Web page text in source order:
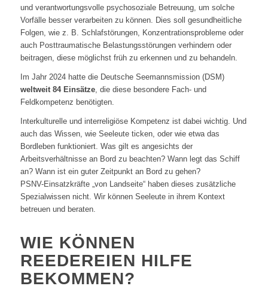
und verantwortungsvolle psychosoziale Betreuung, um solche
Vorfälle besser verarbeiten zu können. Dies soll gesundheitliche
Folgen, wie z. B. Schlafstörungen, Konzentrationsprobleme oder
auch Posttraumatische Belastungsstörungen verhindern oder
beitragen, diese möglichst früh zu erkennen und zu behandeln.
Im Jahr 2024 hatte die Deutsche Seemannsmission (DSM)
weltweit 84 Einsätze, die diese besondere Fach- und
Feldkompetenz benötigten.
Interkulturelle und interreligiöse Kompetenz ist dabei wichtig. Und
auch das Wissen, wie Seeleute ticken, oder wie etwa das
Bordleben funktioniert. Was gilt es angesichts der
Arbeitsverhältnisse an Bord zu beachten? Wann legt das Schiff
an? Wann ist ein guter Zeitpunkt an Bord zu gehen?
PSNV-Einsatzkräfte „von Landseite“ haben dieses zusätzliche
Spezialwissen nicht. Wir können Seeleute in ihrem Kontext
betreuen und beraten.
WIE KÖNNEN
REEDEREIEN HILFE
BEKOMMEN?